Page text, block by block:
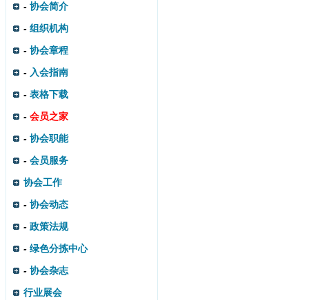
- 协会简介
- 组织机构
- 协会章程
- 入会指南
- 表格下载
- 会员之家
- 协会职能
- 会员服务
协会工作
- 协会动态
- 政策法规
- 绿色分拣中心
- 协会杂志
行业展会